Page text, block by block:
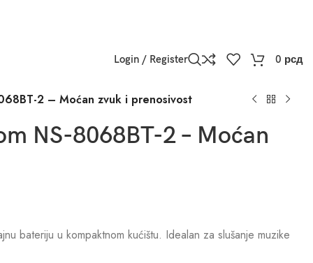
Login / Register 0 рсд
2 – Moćan zvuk i prenosivost
NS-8068BT-2 – Moćan
bateriju u kompaktnom kućištu. Idealan za slušanje muzike